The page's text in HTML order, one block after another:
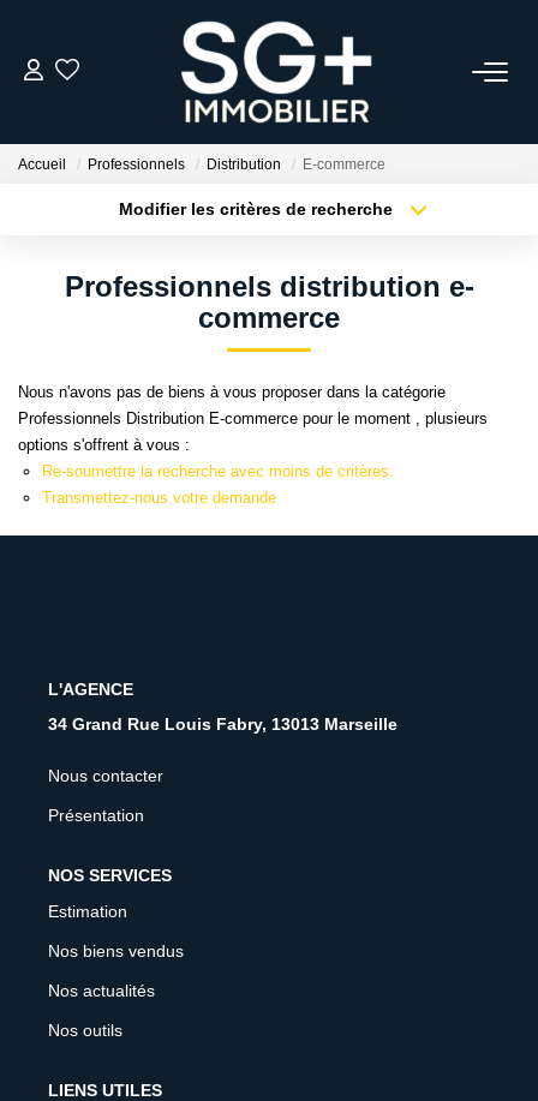
GESTION
L'AGENCE
ACTUALITÉS
Accueil Professionnels Distribution E-commerce
Modifier les critères de recherche
Type de bien
Créer une alerte
Professionnels distribution e-
commerce
Nous n'avons pas de biens à vous proposer dans la catégorie
Professionnels Distribution E-commerce pour le moment , plusieurs
options s'offrent à vous :
Re-soumettre la recherche avec moins de critères.
Transmettez-nous votre demande
L'AGENCE
34 Grand Rue Louis Fabry, 13013 Marseille
Nous contacter
Présentation
NOS SERVICES
Estimation
Nos biens vendus
Nos actualités
Nos outils
LIENS UTILES